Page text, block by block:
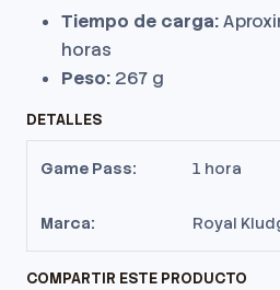
Tiempo de carga:
horas
Peso: 267 g
DETALLES
Game Pass: 1 hora
Marca: Royal
COMPARTIR ESTE PRODUCTO